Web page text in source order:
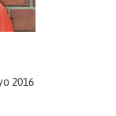
2016